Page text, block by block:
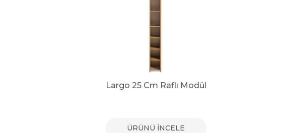
Largo 25 Cm Raflı Modül
ÜRÜNÜ İNCELE